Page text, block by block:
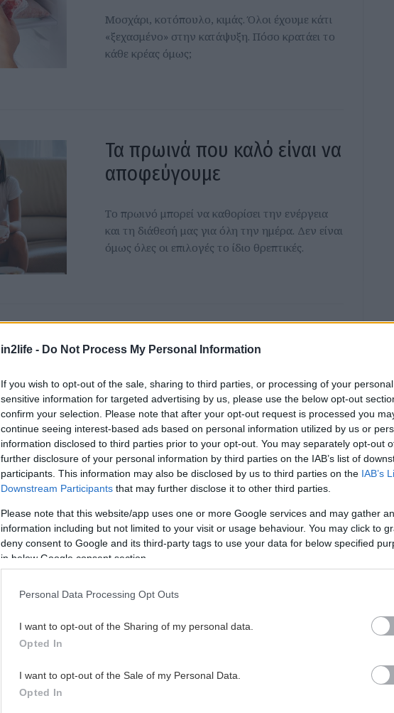
in2life - Do Not Process My Personal Information
If you wish to opt-out of the sale, sharing to third parties, or processing of your
sensitive information for targeted advertising by us, please use the below opt-out
confirm your selection. Please note that after your opt-out request is processed you
continue seeing interest-based ads based on personal information utilized by us or
information disclosed to third parties prior to your opt-out. You may separately opt-out
further disclosure of your personal information by third parties on the IAB’s list of
participants. This information may also be disclosed by us to third parties on the IAB’s
Downstream Participants that may further disclose it to other third parties.
Please note that this website/app uses one or more Google services and may gather
information including but not limited to your visit or usage behaviour. You may click to
deny consent to Google and its third-party tags to use your data for below specified
in below Google consent section.
Personal Data Processing Opt Outs
I want to opt-out of the Sharing of my personal data.
Opted In
I want to opt-out of the Sale of my Personal Data.
Opted In
Μοσχάρι, κοτόπουλο, κιμάς. Όλοι έχουμε κάτι
«ξεχασμένο» στην κατάψυξη. Πόσο κρατάει το
κάθε κρέας όμως;
Τα πρωινά που καλό είναι να
αποφεύγουμε
Το πρωινό μπορεί να καθορίσει την ενέργεια
και τη διάθεσή μας για όλη την ημέρα. Δεν είναι
όμως όλες οι επιλογές το ίδιο θρεπτικές.
Πώς να οργανώσεις το
υγιεινά
Ένα οργανωμένο ψυγείο σημαίνει λιγότερη
σπατάλη, πιο εύκολη καθημερινότητα,
καλύτερο έλεγχο ποσοτήτων και πολύ πιο
συνειδητές επιλογές.
συνήθεια της κακής
διατροφής
τον ζυγό της διατροφικής «σαβούρας»; Ώρα να